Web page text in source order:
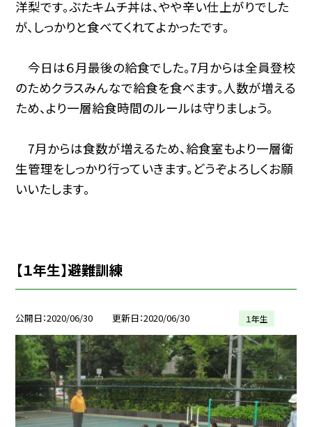
洋梨です。ぶたキムチ丼は、やや辛い仕上がりでした
が、しっかりと食べてくれてよかったです。
今日は６月最後の給食でした。7月からは全員登校
のためクラスみんなで給食を食べます。人数が増える
ため、より一層給食時間のルールは守りましょう。
7月からは食数が増えるため、給食室もより一層衛
生管理をしっかり行っていきます。どうぞよろしくお願
いいたします。
【１年生】避難訓練
公開日 2020/06/30 更新日 2020/06/30 １年生